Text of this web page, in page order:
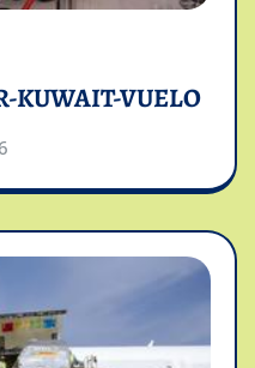
KUWAIT-VUELO